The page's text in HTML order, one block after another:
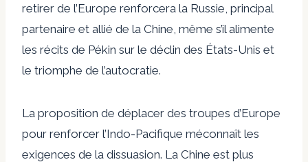
retirer de l’Europe renforcera la Russie, principal
partenaire et allié de la Chine, même s’il alimente
les récits de Pékin sur le déclin des États-Unis et
le triomphe de l’autocratie.
La proposition de déplacer des troupes d’Europe
pour renforcer l’Indo-Pacifique méconnaît les
exigences de la dissuasion. La Chine est plus